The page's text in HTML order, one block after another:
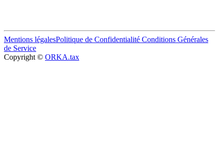
Mentions légalesPolitique de Confidentialité Conditions Générales
de Service
Copyright © ORKA.tax